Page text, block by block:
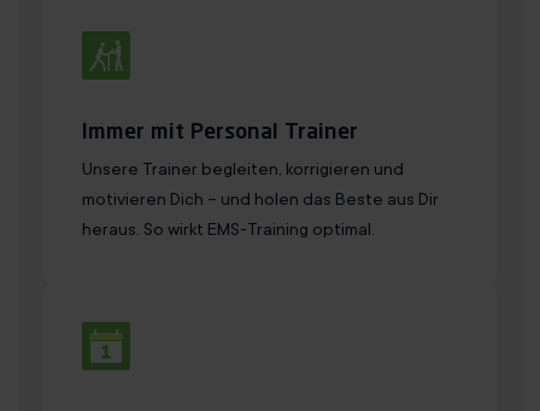
Immer mit Personal Trainer
Unsere Trainer begleiten, korrigieren und
motivieren Dich – und holen das Beste aus Dir
heraus. So wirkt EMS-Training optimal.